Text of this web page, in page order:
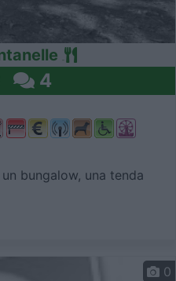
4
bungalow, una tenda
0